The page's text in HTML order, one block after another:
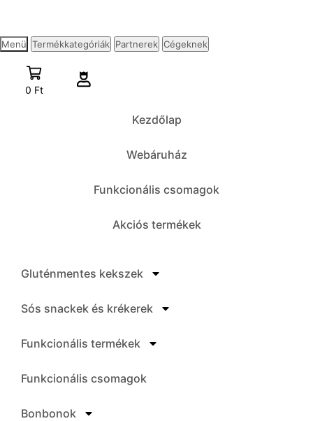
Menü Termékkategóriák Partnerek Cégeknek
0 Ft
Kezdőlap
Webáruház
Funkcionális csomagok
Akciós termékek
Gluténmentes kekszek
Sós snackek és krékerek
Funkcionális termékek
Funkcionális csomagok
Bonbonok